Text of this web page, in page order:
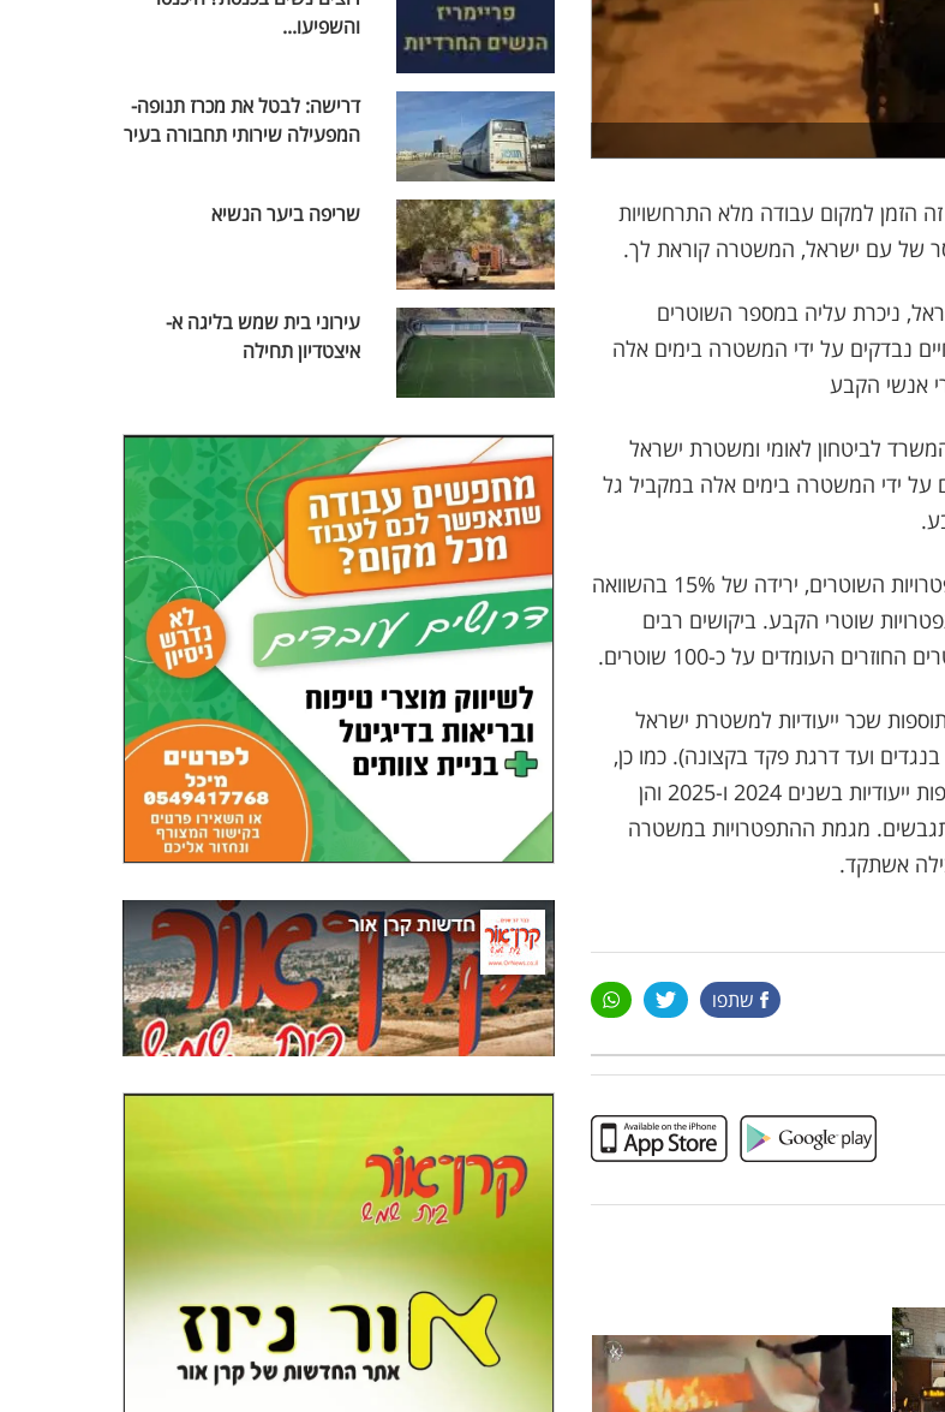
הזמן למקום עבודה מלא התרחשויות
של עם ישראל, המשטרה קוראת לך.
ניכרת עליה במספר השוטרים
רבים להתגייס למשטרה  כ-7,500 קורות חיים נבדקים על ידי המשטרה בימים אלה 
לביטחון לאומי ומשטרת ישראל
כ-7,500 קורות חיים נבדקים על ידי המשטרה בימים אלה במקביל גל
המשרד לביטחון לאומי ומשטרת ישראל חושפים: היפוך מגמת התפטרויות השוטרים, ירידה של 15% בהשוואה
514, אל מול 607 - במספר התפטרויות שוטרי הקבע. ביקושים רבים
העומדים על כ-100 שוטרים.
שכר ייעודיות למשטרת ישראל
רס"ר בנגדים ועד דרגת פקד בקצונה). כמו כן,
צפויות פעימות שכר נוספות, בנוסף לפעימה הנוכחית, הן עבור תוספות ייעודיות בשנים 2024 ו-2025 והן
מגמת ההתפטרויות במשטרה
שתפו
והשפיעו...
דרישה: לבטל את מכרז תנופה-
המפעילה שירותי תחבורה בעיר
שריפה ביער הנשיא
עירוני בית שמש בליגה א-
איצטדיון תחילה